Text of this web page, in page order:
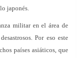
japonés.
militar en el área de
Por eso este
países asiáticos, que